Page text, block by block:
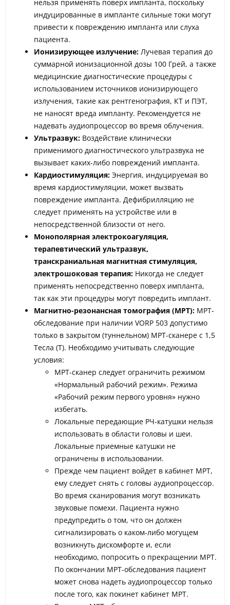
нельзя применять поверх импланта, поскольку
индуцированные в импланте сильные токи могут
привести к повреждению импланта или слуха
пациента.
Ионизирующее излучение: Лучевая терапия до
суммарной ионизационной дозы 100 Грей, а также
медицинские диагностические процедуры с
использованием источников ионизирующего
излучения, такие как рентгенография, КТ и ПЭТ,
не наносят вреда импланту. Рекомендуется не
надевать аудиопроцессор во время облучения.
Ультразвук: Воздействие клинически
применимого диагностического ультразвука не
вызывает каких-либо повреждений импланта.
Кардиостимуляция: Энергия, индуцируемая во
время кардиостимуляции, может вызвать
повреждение импланта. Дефибрилляцию не
следует применять на устройстве или в
непосредственной близости от него.
Монополярная электрокоагуляция,
терапевтический ультразвук,
транскраниальная магнитная стимуляция,
электрошоковая терапия: Никогда не следует
применять непосредственно поверх импланта,
так как эти процедуры могут повредить имплант.
Магнитно-резонансная томография (МРТ): МРТ-
обследование при наличии VORP 503 допустимо
только в закрытом (туннельном) МРТ-сканере с 1,5
Тесла (T). Необходимо учитывать следующие
условия:
МРТ-сканер следует ограничить режимом
«Нормальный рабочий режим». Режима
«Рабочий режим первого уровня» нужно
избегать.
Локальные передающие РЧ-катушки нельзя
использовать в области головы и шеи.
Локальные приемные катушки не
ограничены в использовании.
Прежде чем пациент войдет в кабинет МРТ,
ему следует снять с головы аудиопроцессор.
Во время сканирования могут возникать
звуковые помехи. Пациента нужно
предупредить о том, что он должен
сигнализировать о каком-либо могущем
возникнуть дискомфорте и, если
необходимо, попросить о прекращении МРТ.
По окончании МРТ-обследования пациент
может снова надеть аудиопроцессор только
после того, как покинет кабинет МРТ.